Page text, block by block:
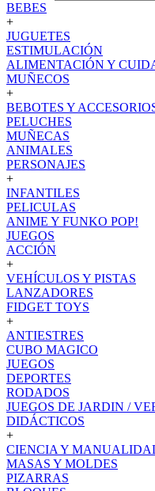
BEBES
+
JUGUETES
ESTIMULACIÓN
ALIMENTACIÓN Y
MUÑECOS
+
BEBOTES Y
PELUCHES
MUÑECAS
ANIMALES
PERSONAJES
+
INFANTILES
PELICULAS
ANIME Y FUNKO POP!
JUEGOS
ACCIÓN
+
VEHÍCULOS Y PISTAS
LANZADORES
FIDGET TOYS
+
ANTIESTRES
CUBO MAGICO
JUEGOS
DEPORTES
RODADOS
JUEGOS DE JARDIN /
DIDÁCTICOS
+
CIENCIA Y
MASAS Y MOLDES
PIZARRAS